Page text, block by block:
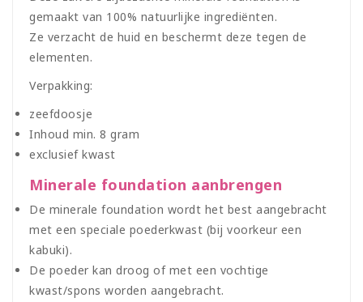
gemaakt van 100% natuurlijke ingrediënten.
Ze verzacht de huid en beschermt deze tegen de
elementen.
Verpakking:
zeefdoosje
Inhoud min. 8 gram
exclusief kwast
Minerale foundation aanbrengen
De minerale foundation wordt het best aangebracht
met een speciale poederkwast (bij voorkeur een
kabuki).
De poeder kan droog of met een vochtige
kwast/spons worden aangebracht.